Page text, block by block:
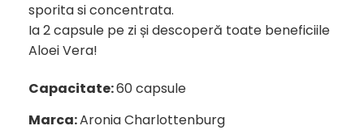
sporita si concentrata.
Ia 2 capsule pe zi și descoperă toate beneficiile
Aloei Vera!
Capacitate:60 capsule
Marca:Aronia Charlottenburg